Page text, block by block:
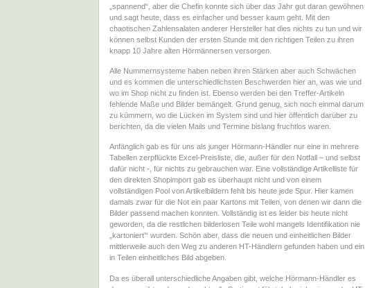
„spannend“, aber die Chefin konnte sich über das Jahr gut daran gewöhnen
und sagt heute, dass es einfacher und besser kaum geht. Mit den
chaotischen Zahlensalaten anderer Hersteller hat dies nichts zu tun und wir
können selbst Kunden der ersten Stunde mit den richtigen Teilen zu ihren
knapp 10 Jahre alten Hörmännersen versorgen.
Alle Nummernsysteme haben neben ihren Stärken aber auch Schwächen
und es kommen die unterschiedlichsten Beschwerden hier an, was wie und
wo im Shop nicht zu finden ist. Ebenso werden bei den Treffer-Artikeln
fehlende Maße und Bilder bemängelt. Grund genug, sich noch einmal darum
zu kümmern, wo die Lücken im System sind und hier öffentlich darüber zu
berichten, da die vielen Mails und Termine bislang fruchtlos waren.
Anfänglich gab es für uns als junger Hörmann-Händler nur eine in mehrere
Tabellen zerpflückte Excel-Preisliste, die, außer für den Notfall – und selbst
dafür nicht -, für nichts zu gebrauchen war. Eine vollständige Artikelliste für
den direkten Shopimport gab es überhaupt nicht und von einem
vollständigen Pool von Artikelbildern fehlt bis heute jede Spur. Hier kamen
damals zwar für die Not ein paar Kartons mit Teilen, von denen wir dann die
Bilder passend machen konnten. Vollständig ist es leider bis heute nicht
geworden, da die restlichen bilderlosen Teile wohl mangels Identifikation nie
„kartoniert'“ wurden. Schön aber, dass die neuen und einheitlichen Bilder
mittlerweile auch den Weg zu anderen HT-Händlern gefunden haben und ein
in Teilen einheitliches Bild abgeben.
Da es überall unterschiedliche Angaben gibt, welche Hörmann-Händler es